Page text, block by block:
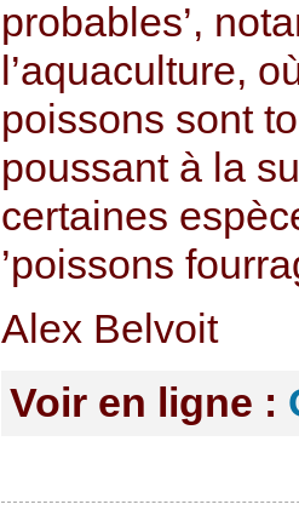
probables’,
l’aquaculture,
poissons sont
poussant à la
certaines
’poissons
Alex Belvoit
Voir en ligne :